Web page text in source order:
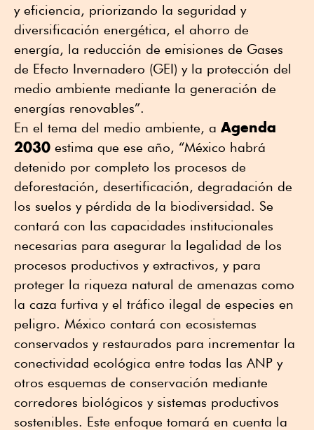
y eficiencia, priorizando la seguridad y
diversificación energética, el ahorro de
energía, la reducción de emisiones de Gases
de Efecto Invernadero (GEI) y la protección del
medio ambiente mediante la generación de
energías renovables”.
En el tema del medio ambiente, a Agenda
2030 estima que ese año, “México habrá
detenido por completo los procesos de
deforestación, desertificación, degradación de
los suelos y pérdida de la biodiversidad. Se
contará con las capacidades institucionales
necesarias para asegurar la legalidad de los
procesos productivos y extractivos, y para
proteger la riqueza natural de amenazas como
la caza furtiva y el tráfico ilegal de especies en
peligro. México contará con ecosistemas
conservados y restaurados para incrementar la
conectividad ecológica entre todas las ANP y
otros esquemas de conservación mediante
corredores biológicos y sistemas productivos
sostenibles. Este enfoque tomará en cuenta la